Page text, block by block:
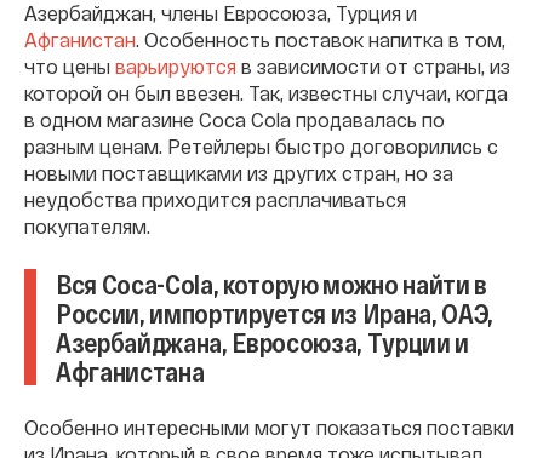
Азербайджан, члены Евросоюза, Турция и
Афганистан. Особенность поставок напитка в том,
что цены варьируются в зависимости от страны, из
которой он был ввезен. Так, известны случаи, когда
в одном магазине Coca Cola продавалась по
разным ценам. Ретейлеры быстро договорились с
новыми поставщиками из других стран, но за
неудобства приходится расплачиваться
покупателям.
Вся Coca-Cola, которую можно найти в
России, импортируется из Ирана, ОАЭ,
Азербайджана, Евросоюза, Турции и
Афганистана
Особенно интересными могут показаться поставки